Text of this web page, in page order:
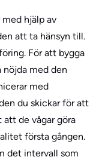
hjälp av
att ta hänsyn till.
För att bygga
nöjda med den
med
du skickar för att
de vågar göra
första gången.
det intervall som